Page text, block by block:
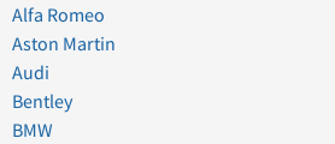
Alfa Romeo
Aston Martin
Audi
Bentley
BMW